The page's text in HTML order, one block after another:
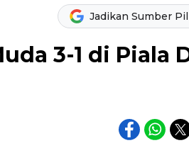
Jadikan Sumber
3-1 di Piala